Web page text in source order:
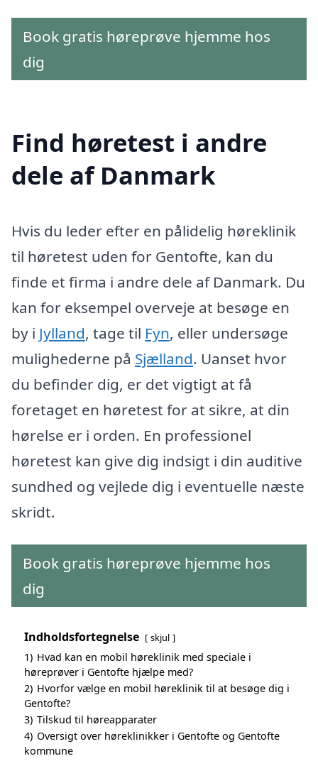
Book gratis høreprøve hjemme hos
dig
Find høretest i andre
dele af Danmark
Hvis du leder efter en pålidelig høreklinik
til høretest uden for Gentofte, kan du
finde et firma i andre dele af Danmark. Du
kan for eksempel overveje at besøge en
by i Jylland, tage til Fyn, eller undersøge
mulighederne på Sjælland. Uanset hvor
du befinder dig, er det vigtigt at få
foretaget en høretest for at sikre, at din
hørelse er i orden. En professionel
høretest kan give dig indsigt i din auditive
sundhed og vejlede dig i eventuelle næste
skridt.
Book gratis høreprøve hjemme hos
dig
Indholdsfortegnelse skjul
1) Hvad kan en mobil høreklinik med speciale i
høreprøver i Gentofte hjælpe med?
2) Hvorfor vælge en mobil høreklinik til at besøge dig i
Gentofte?
3) Tilskud til høreapparater
4) Oversigt over høreklinikker i Gentofte og Gentofte
kommune